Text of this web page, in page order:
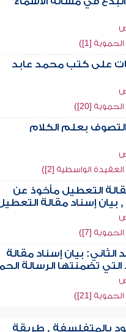
[1])
على كتب محمد عابد
[20])
التصوف بعلم الكلام
الواسطية [2])
التعطيل مأخوذ عن
, بيان إسناد مقالة
[7])
الثاني: بيان إسناد مقالة
تضمنتها الرسالة
[21])
بالمتفلسفة , طريقة